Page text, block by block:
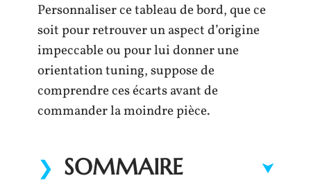
Personnaliser ce tableau de bord, que ce
soit pour retrouver un aspect d’origine
impeccable ou pour lui donner une
orientation tuning, suppose de
comprendre ces écarts avant de
commander la moindre pièce.
SOMMAIRE